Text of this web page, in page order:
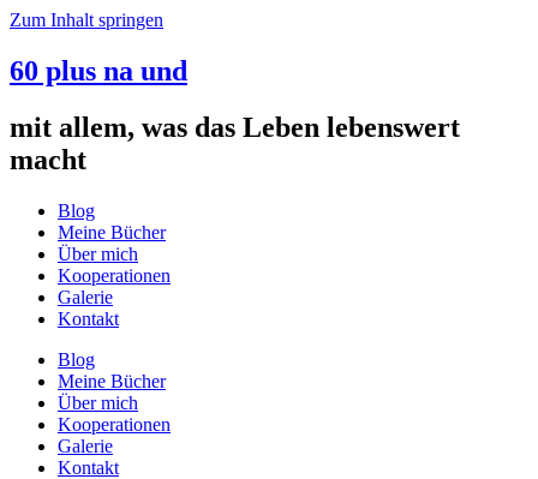
Zum Inhalt springen
60 plus na und
mit allem, was das Leben lebenswert
macht
Blog
Meine Bücher
Über mich
Kooperationen
Galerie
Kontakt
Blog
Meine Bücher
Über mich
Kooperationen
Galerie
Kontakt